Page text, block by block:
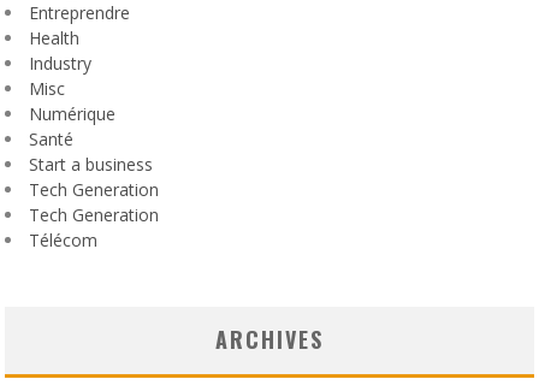
Entreprendre
Health
Industry
Misc
Numérique
Santé
Start a business
Tech Generation
Tech Generation
Télécom
ARCHIVES